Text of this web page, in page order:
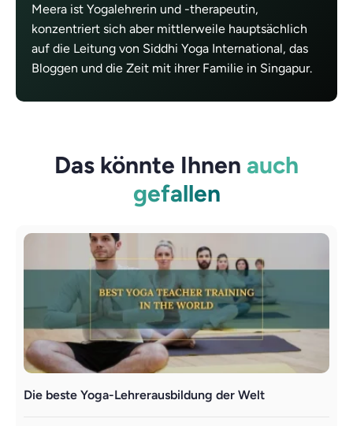
Meera ist Yogalehrerin und -therapeutin,
konzentriert sich aber mittlerweile hauptsächlich
auf die Leitung von Siddhi Yoga International, das
Bloggen und die Zeit mit ihrer Familie in Singapur.
Das könnte Ihnen auch
gefallen
Die beste Yoga-Lehrerausbildung der Welt